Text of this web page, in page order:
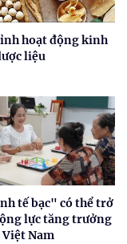
hoạt động kinh
liệu
tế bạc" có thể trở
lực tăng trưởng
Nam